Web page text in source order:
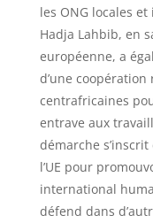
les ONG locales
Hadja Lahbib, en
européenne, a
d’une
centrafricaines
entrave aux
démarche
l’UE pour
international
défend dans